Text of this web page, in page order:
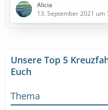
Alicia
13. September 2021 um
Unsere Top 5
Euch
Thema